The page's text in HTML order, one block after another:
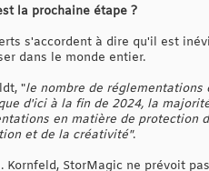
la prochaine étape ?
s'accordent à dire qu'il est
dans le monde entier.
"le nombre de
d'ici à la fin de 2024, la
en matière de protection
et de la créativité".
Kornfeld, StorMagic ne prévoit